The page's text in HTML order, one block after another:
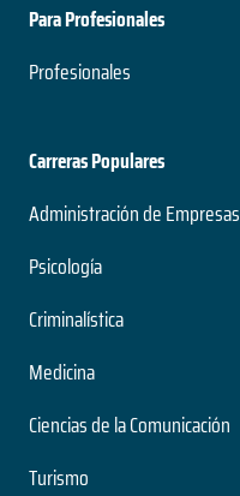
Para Profesionales
Profesionales
Carreras Populares
Administración de Empresas
Psicología
Criminalística
Medicina
Ciencias de la Comunicación
Turismo